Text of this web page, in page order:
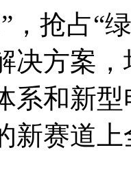
，抢占“
决方案
系和新
新赛道